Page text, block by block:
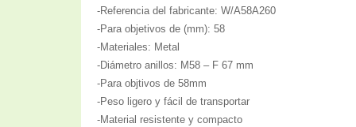
-Referencia del fabricante: W/A58A260
-Para objetivos de (mm): 58
-Materiales: Metal
-Diámetro anillos: M58 – F 67 mm
-Para objtivos de 58mm
-Peso ligero y fácil de transportar
-Material resistente y compacto